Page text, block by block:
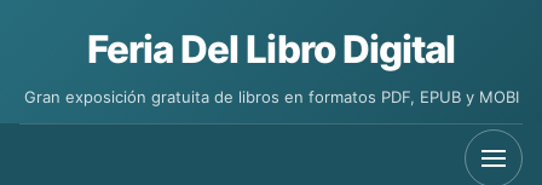
Feria Del Libro Digital
Gran exposición gratuita de libros en formatos PDF, EPUB y MOBI